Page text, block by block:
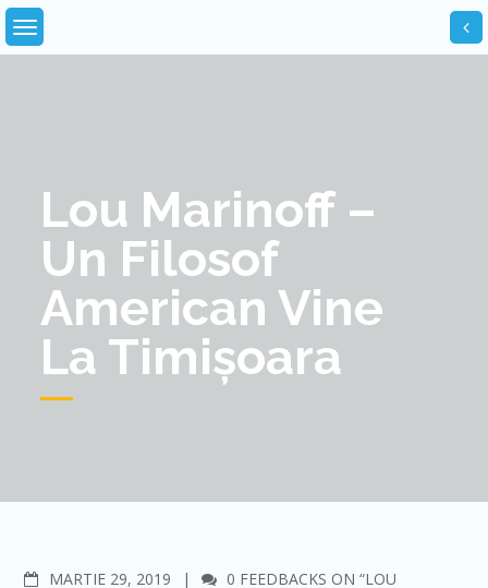
Skip
to
content
Lou Marinoff –
Un Filosof
American Vine
La Timișoara
MARTIE 29, 2019 COMMENTS
0 FEEDBACKS ON “LOU